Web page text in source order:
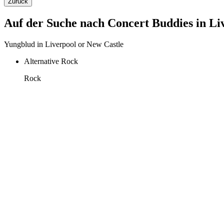
Auf der Suche nach Concert Buddies in
Yungblud in Liverpool or New Castle
Alternative Rock
Rock